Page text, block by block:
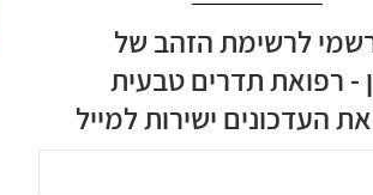
והקשבה
טבעי
צמחי מרפא
ולחדש את
בגופנו, לאזן
לרשימת הזהב של
- רפואת תדרים טבעית
העדכונים ישירות למייל